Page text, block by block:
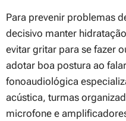
Para prevenir problemas
decisivo manter
evitar gritar para se fazer
adotar boa postura ao
fonoaudiológica
acústica, turmas
microfone e